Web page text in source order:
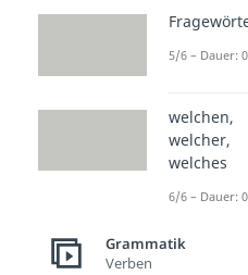
Nomen
Was sind
5/6 – Dauer:
welchen,
welcher,
welches
6/6 – Dauer:
Grammatik
Verben